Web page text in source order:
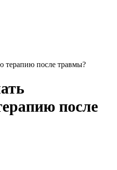
терапию после травмы?
после